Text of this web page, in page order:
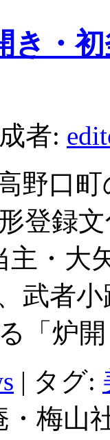
き・
者:
野口
登録
主・大
武者
「炉
| タグ:
・梅山